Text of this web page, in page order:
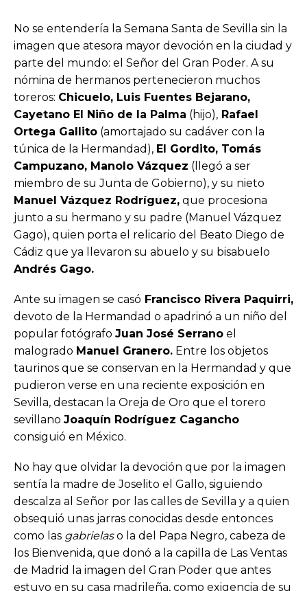
No se entendería la Semana Santa de Sevilla sin la
imagen que atesora mayor devoción en la ciudad y
parte del mundo: el Señor del Gran Poder. A su
nómina de hermanos pertenecieron muchos
toreros: Chicuelo, Luis Fuentes Bejarano,
Cayetano El Niño de la Palma (hijo), Rafael
Ortega Gallito (amortajado su cadáver con la
túnica de la Hermandad), El Gordito, Tomás
Campuzano, Manolo Vázquez (llegó a ser
miembro de su Junta de Gobierno), y su nieto
Manuel Vázquez Rodríguez, que procesiona
junto a su hermano y su padre (Manuel Vázquez
Gago), quien porta el relicario del Beato Diego de
Cádiz que ya llevaron su abuelo y su bisabuelo
Andrés Gago.
Ante su imagen se casó Francisco Rivera Paquirri,
devoto de la Hermandad o apadrinó a un niño del
popular fotógrafo Juan José Serrano el
malogrado Manuel Granero. Entre los objetos
taurinos que se conservan en la Hermandad y que
pudieron verse en una reciente exposición en
Sevilla, destacan la Oreja de Oro que el torero
sevillano Joaquín Rodríguez Cagancho
consiguió en México.
No hay que olvidar la devoción que por la imagen
sentía la madre de Joselito el Gallo, siguiendo
descalza al Señor por las calles de Sevilla y a quien
obsequió unas jarras conocidas desde entonces
como las gabrielaso la del Papa Negro, cabeza de
los Bienvenida, que donó a la capilla de Las Ventas
de Madrid la imagen del Gran Poder que antes
estuvo en su casa madrileña, como exigencia de su